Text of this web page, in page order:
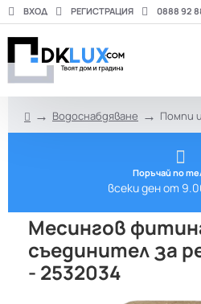
ВХОД РЕГИСТРАЦИЯ 0888 92
Водоснабдяване Помпи
Поръчай по
всеки ден от
Месингов
съединител за
- 2532034